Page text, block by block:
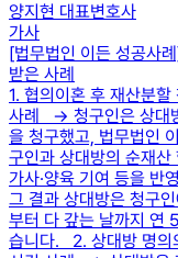
양지현 대표변호사
가사
[법무법인 이든 성공사
받은 사례
1. 협의이혼 후 재산분
사례 → 청구인은 상대
을 청구했고, 법무법인
구인과 상대방의 순재
가사·양육 기여 등을 반
그 결과 상대방은 청구
부터 다 갚는 날까지 연
습니다. 2. 상대방 명의